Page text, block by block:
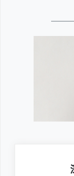
————